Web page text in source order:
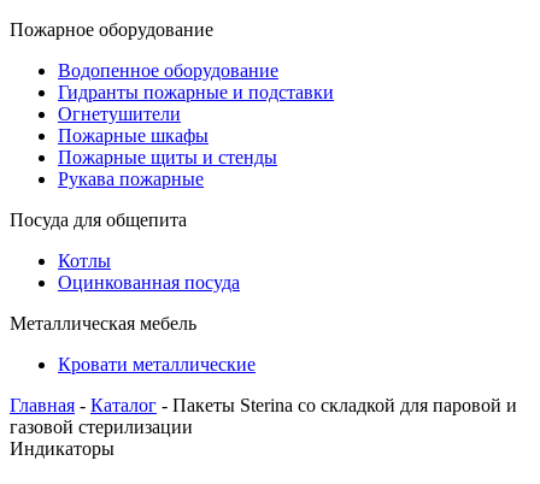
Пожарное оборудование
Водопенное оборудование
Гидранты пожарные и подставки
Огнетушители
Пожарные шкафы
Пожарные щиты и стенды
Рукава пожарные
Посуда для общепита
Котлы
Оцинкованная посуда
Металлическая мебель
Кровати металлические
Главная - Каталог - Пакеты Sterina со складкой для паровой и
газовой стерилизации
Индикаторы